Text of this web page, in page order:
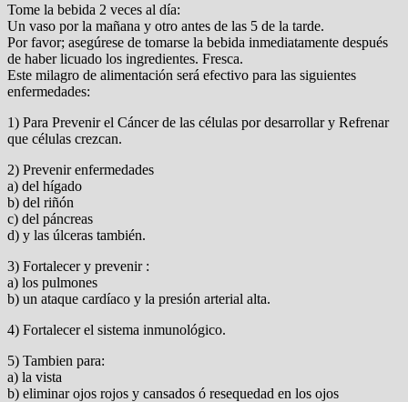
Tome la bebida 2 veces al día:
Un vaso por la mañana y otro antes de las 5 de la tarde.
Por favor; asegúrese de tomarse la bebida inmediatamente después
de haber licuado los ingredientes. Fresca.
Este milagro de alimentación será efectivo para las siguientes
enfermedades:
1) Para Prevenir el Cáncer de las células por desarrollar y Refrenar
que células crezcan.
2) Prevenir enfermedades
a) del hígado
b) del riñón
c) del páncreas
d) y las úlceras también.
3) Fortalecer y prevenir :
a) los pulmones
b) un ataque cardíaco y la presión arterial alta.
4) Fortalecer el sistema inmunológico.
5) Tambien para:
a) la vista
b) eliminar ojos rojos y cansados ó resequedad en los ojos